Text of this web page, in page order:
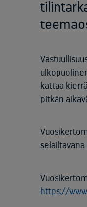
kattaa
pitkän
https://